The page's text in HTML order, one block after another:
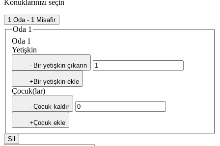
Konuklarınızı seçin
1 Oda - 1 Misafir
Oda 1
Oda 1
Yetişkin
- Bir yetişkin çıkarın
+Bir yetişkin ekle
Çocuk(lar)
- Çocuk kaldır
+Çocuk ekle
Sil